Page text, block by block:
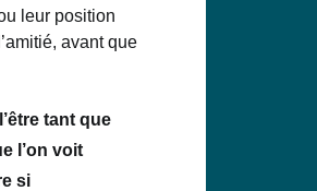
leur position
avant que
tant que
l’on voit
si